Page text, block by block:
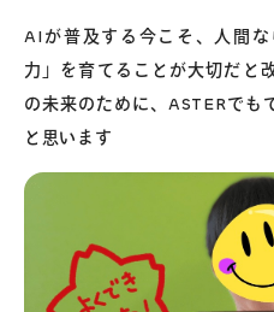
AIが普及する今こそ、人間
力」を育てることが大切だと
の未来のために、ASTERでも
と思います